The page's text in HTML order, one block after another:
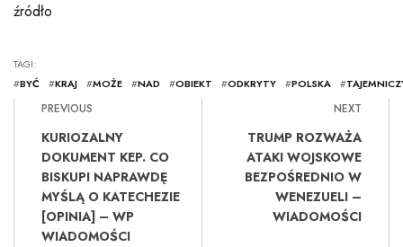
źródło
TAGI:
#BYĆ #KRAJ #MOŻE #NAD #OBIEKT #ODKRYTY #POLSKA #
PREVIOUS
KURIOZALNY
DOKUMENT KEP. CO
BISKUPI NAPRAWDĘ
MYŚLĄ O KATECHEZIE
[OPINIA] – WP
WIADOMOŚCI
NEXT
TRUMP ROZWAŻA
ATAKI WOJSKOWE
BEZPOŚREDNIO W
WENEZUELI –
WIADOMOŚCI